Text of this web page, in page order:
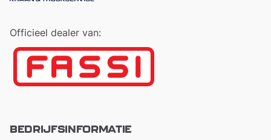
Officieel dealer van:
BEDRIJFSINFORMATIE